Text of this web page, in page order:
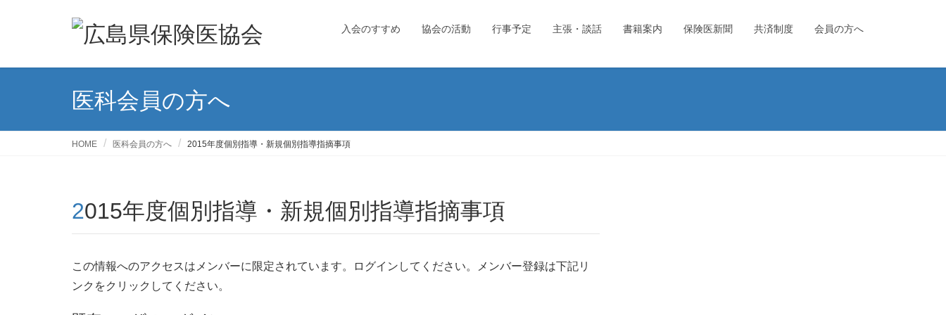
入会のすすめ 協会の活動 行事予定 主張・談話 書籍案内 保険医新聞 共済制度 会員の方へ
医科会員の方へ
HOME 医科会員の方へ 2015年度個別指導・新規個別指導指摘事項
2015年度個別指導・新規個別指導指摘事項
この情報へのアクセスはメンバーに限定されています。ログインしてください。メンバー登録は下記リ
ンクをクリックしてください。